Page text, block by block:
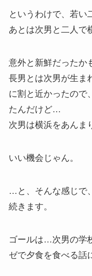
というわけで、若い
あとは次男と二人で
意外と新鮮だったか
長男とは次男が生ま
に割と近かったので
たんだけど…
次男は横浜をあんま
いい機会じゃん。
…と、そんな感じで
続きます。
ゴールは…次男の学
ゼで夕食を食べる話